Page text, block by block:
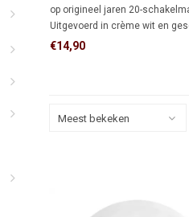
op origineel jaren 20-
Uitgevoerd in crème wit en
standaard inbouwdozen. Voor
€14,90
Meest bekeken